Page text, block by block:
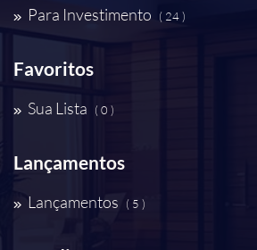
Para Investimento ( 24 )
Favoritos
Sua Lista ( 0 )
Lançamentos
Lançamentos ( 5 )